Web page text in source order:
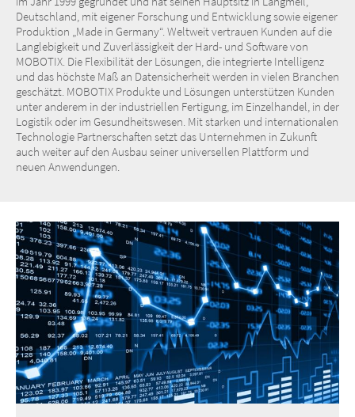
Deutschland, mit eigener Forschung und Entwicklung sowie eigener
Produktion „Made in Germany“. Weltweit vertrauen Kunden auf die
Langlebigkeit und Zuverlässigkeit der Hard- und Software von
MOBOTIX. Die Flexibilität der Lösungen, die integrierte Intelligenz
und das höchste Maß an Datensicherheit werden in vielen Branchen
geschätzt. MOBOTIX Produkte und Lösungen unterstützen Kunden
unter anderem in der industriellen Fertigung, im Einzelhandel, in der
Logistik oder im Gesundheitswesen. Mit starken und internationalen
Technologie Partnerschaften setzt das Unternehmen in Zukunft
auch weiter auf den Ausbau seiner universellen Plattform und
neuen Anwendungen.